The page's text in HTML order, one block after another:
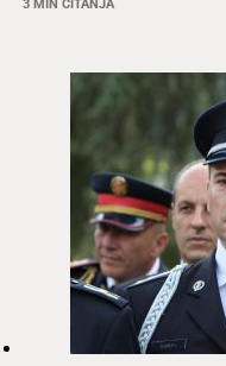
3 MIN ČITANJA